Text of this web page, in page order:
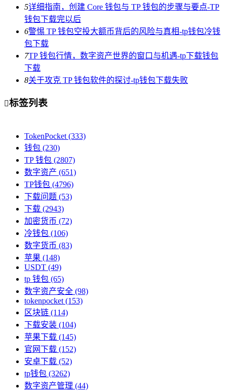
5详细指南，创建 Core 钱包与 TP 钱包的步骤与要点-TP
钱包下载完以后
6警惕 TP 钱包空投大额币背后的风险与真相-tp钱包冷钱
包下载
7TP 钱包行情，数字资产世界的窗口与机遇-tp下载钱包
下载
8关于攻克 TP 钱包软件的探讨-tp钱包下载失败
标签列表
TokenPocket (333)
钱包 (230)
TP 钱包 (2807)
数字资产 (651)
TP钱包 (4796)
下载问题 (53)
下载 (2943)
加密货币 (72)
冷钱包 (106)
数字货币 (83)
苹果 (148)
USDT (49)
tp 钱包 (65)
数字资产安全 (98)
tokenpocket (153)
区块链 (114)
下载安装 (104)
苹果下载 (145)
官网下载 (152)
安卓下载 (52)
tp钱包 (3262)
数字资产管理 (44)